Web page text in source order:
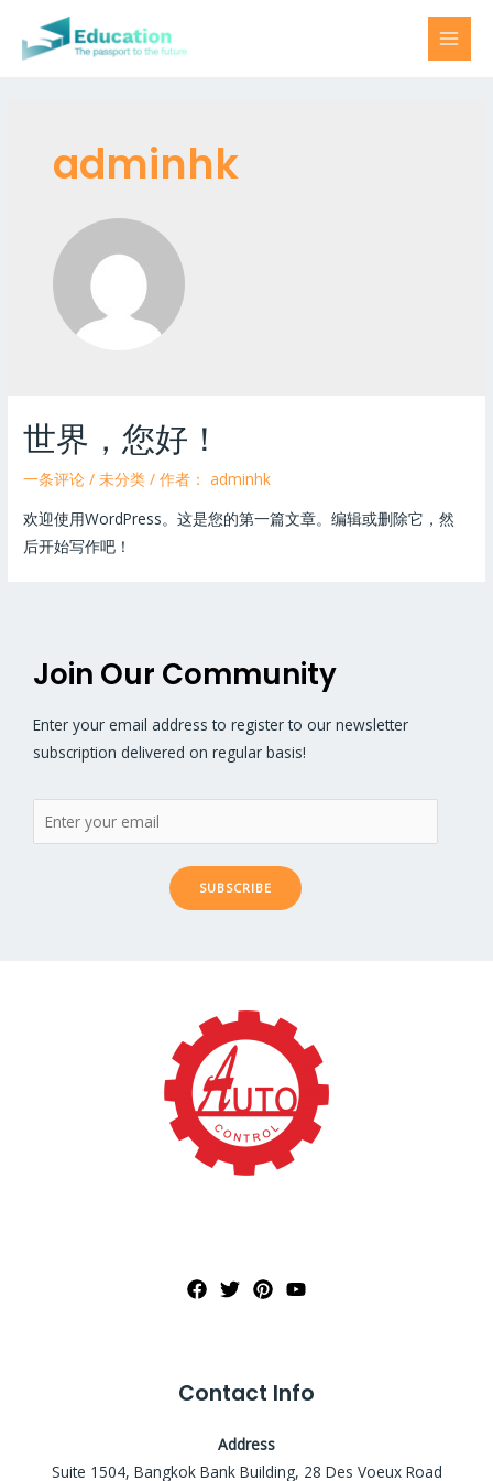
adminhk
世界，您好！
一条评论 /未分类 / 作者： adminhk
欢迎使用WordPress。这是您的第一篇文章。编辑或删除它，然
后开始写作吧！
Join Our Community
Enter your email address to register to our newsletter
subscription delivered on regular basis!
SUBSCRIBE
Contact Info
Address
Suite 1504, Bangkok Bank Building, 28 Des Voeux Road